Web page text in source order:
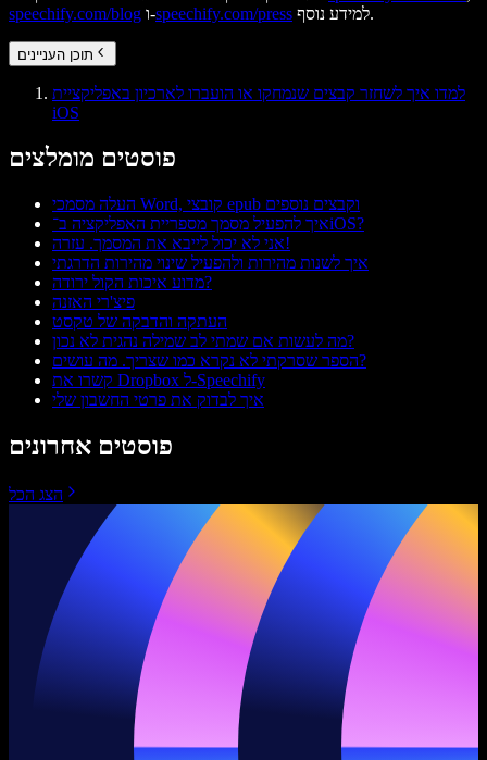
speechify.com/blog ו-speechify.com/press למידע נוסף.
תוכן העניינים
למדו איך לשחזר קבצים שנמחקו או הועברו לארכיון באפליקציית
iOS
פוסטים מומלצים
העלה מסמכי Word, קובצי epub וקבצים נוספים
איך להפעיל מסמך מספריית האפליקציה ב־iOS?
אני לא יכול לייבא את המסמך. עזרה!
איך לשנות מהירות ולהפעיל שינוי מהירות הדרגתי
מדוע איכות הקול ירודה?
פיצ'רי האזנה
העתקה והדבקה של טקסט
מה לעשות אם שמתי לב שמילה נהגית לא נכון?
הספר שסרקתי לא נקרא כמו שצריך. מה עושים?
קשרו את Dropbox ל-Speechify
איך לבדוק את פרטי החשבון שלי
פוסטים אחרונים
הצג הכל